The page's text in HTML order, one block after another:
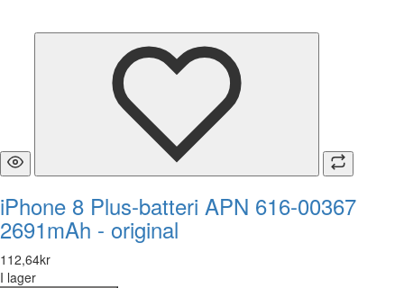
iPhone 8 Plus-batteri APN 616-00367
2691mAh - original
112,64kr
I lager